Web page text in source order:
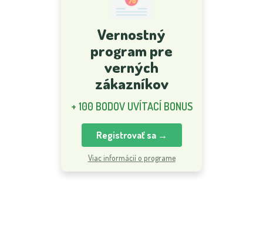
Vernostný
program pre
verných
zákazníkov
+ 100 BODOV UVÍTACÍ BONUS
Registrovať sa →
Viac informácií o programe